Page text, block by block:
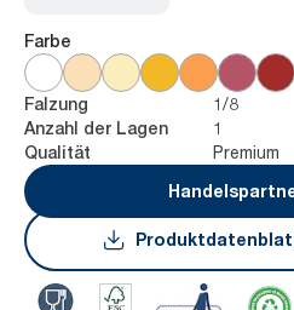
Farbe
Falzung 1/8
Anzahl der Lagen 1
Qualität
Premium